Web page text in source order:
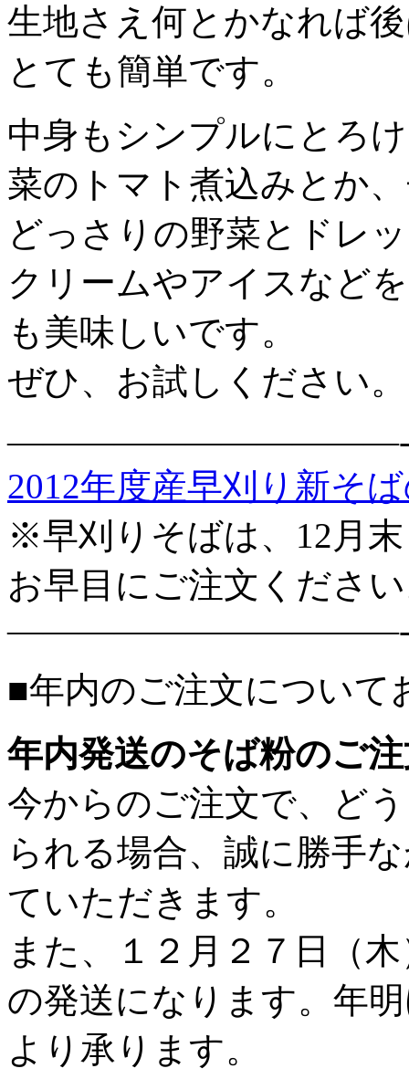
生地さえ何とかなれば
とても簡単です。
中身もシンプルにとろ
菜のトマト煮込みとか
どっさりの野菜とドレ
クリームやアイスなど
も美味しいです。
ぜひ、お試しください。
2012年度産早刈り新そ
※早刈りそばは、12月
お早目にご注文くださ
■年内のご注文について
年内発送のそば粉のご
今からのご注文で、ど
られる場合、誠に勝手
ていただきます。
また、１２月２７日（
の発送になります。年
より承ります。